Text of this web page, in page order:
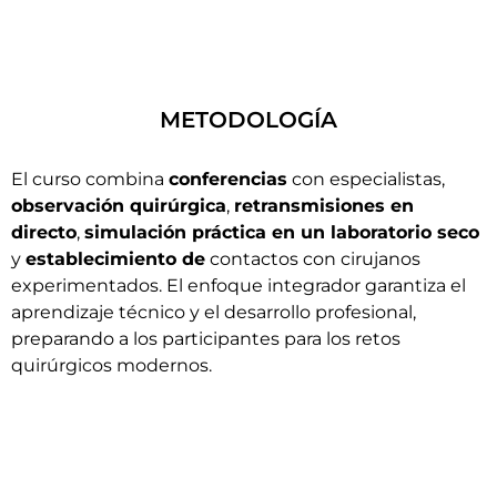
METODOLOGÍA
El curso combina conferencias con especialistas,
observación quirúrgica, retransmisiones en
directo, simulación práctica en un laboratorio seco
y establecimiento de contactos con cirujanos
experimentados. El enfoque integrador garantiza el
aprendizaje técnico y el desarrollo profesional,
preparando a los participantes para los retos
quirúrgicos modernos.